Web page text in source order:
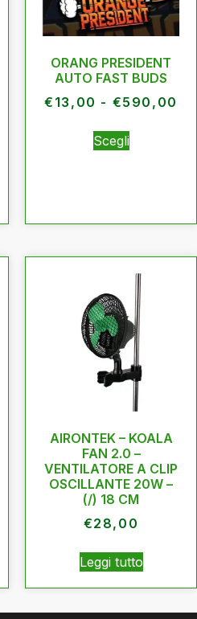
ORANG PRESIDENT
AUTO FAST BUDS
€ 13,00 - €590,00
Scegli
AIRONTEK – KOALA
FAN 2.0 –
VENTILATORE A CLIP
OSCILLANTE 20W –
(/) 18 CM
€28,00
Leggi tutto